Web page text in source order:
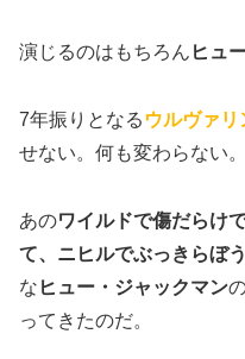
演じるのはもちろん ヒュ
7年振りとなる ウルヴァリ
せない。何も変わらない。
あのワイルドで傷だらけ
て、ニヒルでぶっきらぼ
な ヒュー・ジャックマン
ってきたのだ。